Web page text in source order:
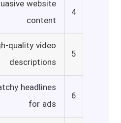
4
website
content
5
quality video
descriptions
6
headlines
for ads